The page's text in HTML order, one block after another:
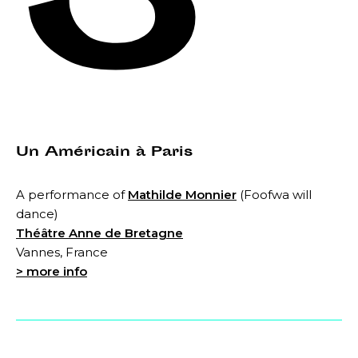
Un Américain à Paris
A performance of Mathilde Monnier (Foofwa will
dance)
Théâtre Anne de Bretagne
Vannes, France
> more info